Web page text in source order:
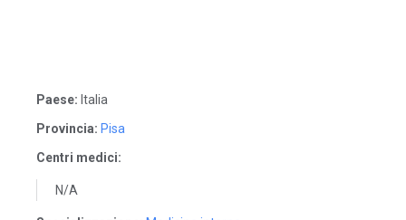
Paese: Italia
Provincia: Pisa
Centri medici:
N/A